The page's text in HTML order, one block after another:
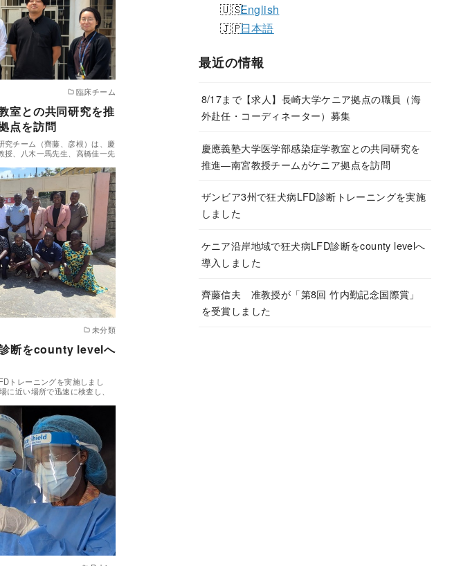
臨床チーム
室との共同研究を推
点を訪問
チーム（齊藤、彦根）は、慶
授、八木一馬先生、高橋佳一先
未分類
断をcounty levelへ
トレーニングを実施しまし
に近い場所で迅速に検査し、
English
日本語
最近の情報
8/17まで【求人】長崎大学ケニア拠点の職員（海
外赴任・コーディネーター）募集
慶應義塾大学医学部感染症学教室との共同研究を
推進―南宮教授チームがケニア拠点を訪問
ザンビア3州で狂犬病LFD診断トレーニングを実施
しました
ケニア沿岸地域で狂犬病LFD診断をcounty levelへ
導入しました
齊藤信夫 准教授が「第8回 竹内勤記念国際賞」
を受賞しました